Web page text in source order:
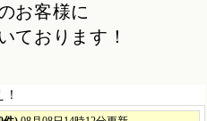
お客様に
ております！